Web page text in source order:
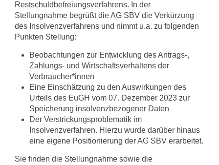
Restschuldbefreiungsverfahrens. In der
Stellungnahme begrüßt die AG SBV die Verkürzung
des Insolvenzverfahrens und nimmt u.a. zu folgenden
Punkten Stellung:
Beobachtungen zur Entwicklung des Antrags-,
Zahlungs- und Wirtschaftsverhaltens der
Verbraucher*innen
Eine Einschätzung zu den Auswirkungen des
Urteils des EuGH vom 07. Dezember 2023 zur
Speicherung insolvenzbezogener Daten
Der Verstrickungsproblematik im
Insolvenzverfahren. Hierzu wurde darüber hinaus
eine eigene Positionierung der AG SBV erarbeitet.
Sie finden die Stellungnahme sowie die